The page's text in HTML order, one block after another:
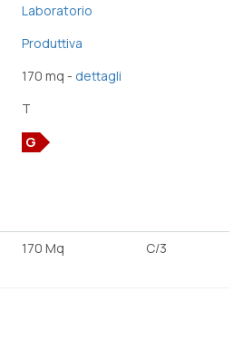
Laboratorio
Produttiva
170 mq - dettagli
T
G
170 Mq C/3